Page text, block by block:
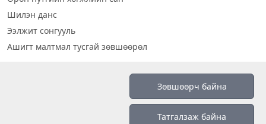
Шилэн данс
Ээлжит сонгууль
Ашигт малтмал тусгай зөвшөөрөл
Зөвшөөрч байна
Татгалзаж байна